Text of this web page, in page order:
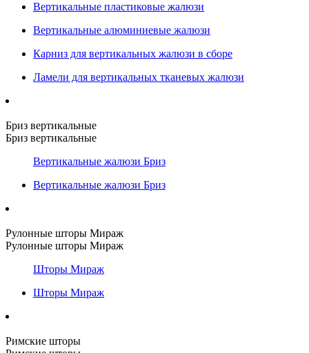
Вертикальные пластиковые жалюзи
Вертикальные алюминиевые жалюзи
Карниз для вертикальных жалюзи в сборе
Ламели для вертикальных тканевых жалюзи
Бриз вертикальные
Бриз вертикальные
Вертикальные жалюзи Бриз
Вертикальные жалюзи Бриз
Рулонные шторы Мираж
Рулонные шторы Мираж
Шторы Мираж
Шторы Мираж
Римские шторы